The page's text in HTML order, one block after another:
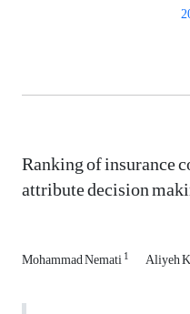
Ranking of insurance
attribute decision
Mohammad Nemati1 Aliyeh